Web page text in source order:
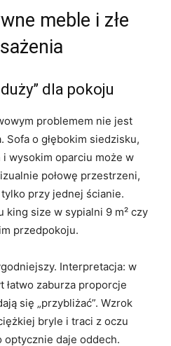
meble i złe
dla pokoju
problemem nie jest
Sofa o głębokim siedzisku,
wysokim oparciu może w
połowę przestrzeni,
przy jednej ścianie.
king size w sypialni 9 m² czy
przedpokoju.
Interpretacja: w
łatwo zaburza proporcje
się „przybliżać”. Wzrok
bryle i traci z oczu
optycznie daje oddech.